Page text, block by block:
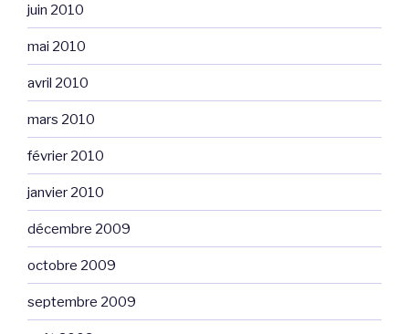
juin 2010
mai 2010
avril 2010
mars 2010
février 2010
janvier 2010
décembre 2009
octobre 2009
septembre 2009